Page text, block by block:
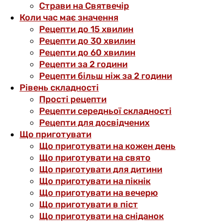
Страви на Святвечір
Коли час має значення
Рецепти до 15 хвилин
Рецепти до 30 хвилин
Рецепти до 60 хвилин
Рецепти за 2 години
Рецепти більш ніж за 2 години
Рівень складності
Прості рецепти
Рецепти середньої складності
Рецепти для досвідчених
Що приготувати
Що приготувати на кожен день
Що приготувати на свято
Що приготувати для дитини
Що приготувати на пікнік
Що приготувати на вечерю
Що приготувати в піст
Що приготувати на сніданок